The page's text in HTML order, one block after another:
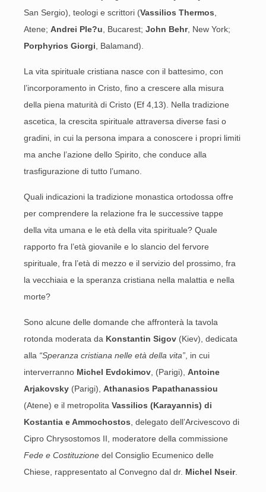
San Sergio), teologi e scrittori (Vassilios Thermos
Atene; Andrei Ple?u , Bucarest; John Behr, New York;
Porphyrios Giorgi , Balamand).
La vita spirituale cristiana nasce con il battesimo, con
l’incorporamento in Cristo, fino a crescere alla misura
della piena maturità di Cristo (Ef 4,13). Nella tradizione
ascetica, la crescita spirituale attraversa diverse fasi o
gradini, in cui la persona impara a conoscere i propri limiti
ma anche l’azione dello Spirito, che conduce alla
trasfigurazione di tutto l’umano.
Quali indicazioni la tradizione monastica ortodossa offre
per comprendere la relazione fra le successive tappe
della vita umana e le età della vita spirituale? Quale
rapporto fra l’età giovanile e lo slancio del fervore
spirituale, fra l’età di mezzo e il servizio del prossimo, fra
la vecchiaia e la speranza cristiana nella malattia e nella
morte?
Sono alcune delle domande che affronterà la tavola
rotonda moderata da Konstantin Sigov (Kiev), dedicata
alla “Speranza cristiana nelle età della vita” , in cui
interverranno Michel Evdokimov , (Parigi), Antoine
Arjakovsky (Parigi), Athanasios Papathanassiou
(Atene) e il metropolita Vassilios (Karayannis) di
Kostantia e Ammochostos , delegato dell’Arcivescovo di
Cipro Chrysostomos II, moderatore della commissione
Fede e Costituzione del Consiglio Ecumenico delle
Chiese, rappresentato al Convegno dal dr. Michel Nseir.